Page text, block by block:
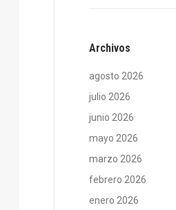
Archivos
agosto 2026
julio 2026
junio 2026
mayo 2026
marzo 2026
febrero 2026
enero 2026